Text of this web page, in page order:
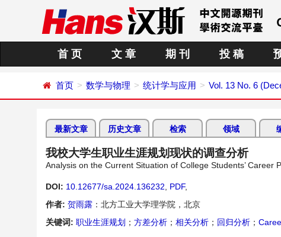
首 页 文 章 期 刊 投 稿
首页 数学与物理 统计学与应用 Vol. 13 No. 6
最新文章 历史文章 检索 领域
我校大学生职业生涯规划现状的调查分析
Analysis on the Current Situation of College Students’ Career
DOI: 10.12677/sa.2024.136232 PDF,
作者: 贺雨露 ：北方工业大学理学院，北京
关键词: 职业生涯规划 ； 方差分析 ； 相关分析 ； 回归分析 ；